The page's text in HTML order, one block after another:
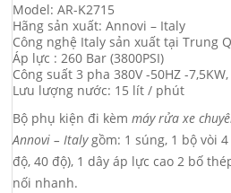
Model: AR-K2715
Hãng sản xuất: Annovi – Italy
Công nghệ Italy sản xuất tại Trung
Áp lực : 260 Bar (3800PSI)
Công suất 3 pha 380V -50HZ -
Lưu lượng nước: 15 lít / phút
Bộ phụ kiện đi kèm máy rửa xe
Annovi – Italygồm: 1 súng, 1 bộ vòi
độ, 40 độ), 1 dây áp lực cao 2 bố
nối nhanh.